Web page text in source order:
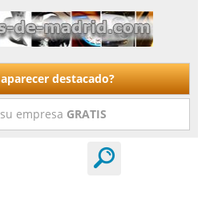
destacado?
empresa GRATIS